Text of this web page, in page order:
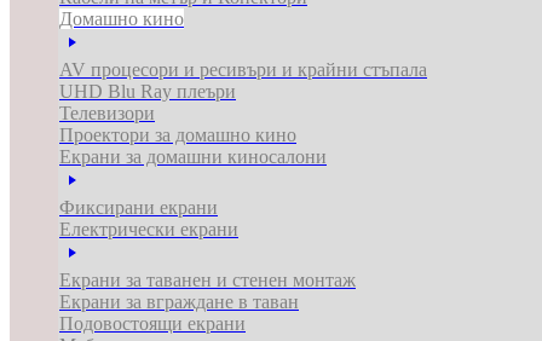
Домашно кино
AV процесори и ресивъри и крайни стъпала
UHD Blu Ray плеъри
Телевизори
Проектори за домашно кино
Екрани за домашни киносалони
Фиксирани екрани
Електрически екрани
Екрани за таванен и стенен монтаж
Екрани за вграждане в таван
Подовостоящи екрани